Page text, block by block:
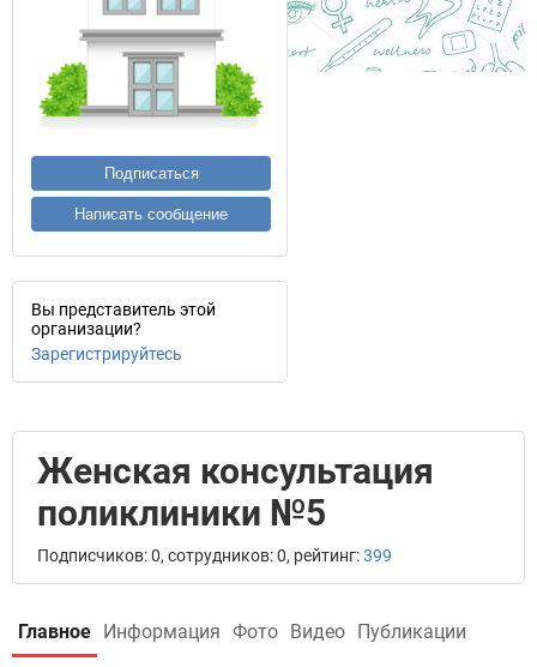
Подписаться
Написать сообщение
Вы представитель этой
организации?
Зарегистрируйтесь
Женская консультация
поликлиники №5
Подписчиков: 0, сотрудников: 0, рейтинг:399
Главное Информация Фото Видео Публикации